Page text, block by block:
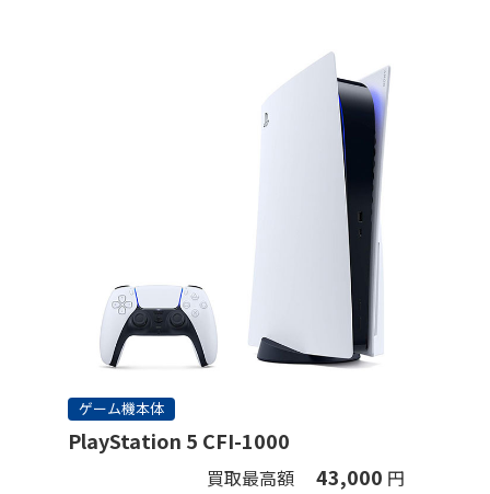
ゲーム機本体
PlayStation 5 CFI-1000
買取最高額 43,000 円